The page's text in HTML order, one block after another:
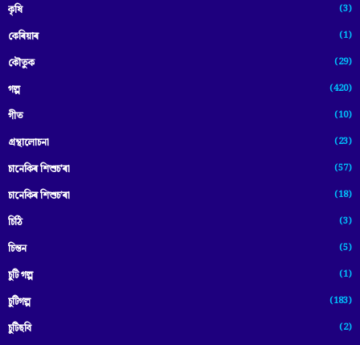
কৃষি (3)
কেৰিয়াৰ (1)
কৌতুক (29)
গল্প (420)
গীত (10)
গ্ৰন্থালোচনা (23)
চানেকিৰ শিশুচ'ৰা (57)
চানেকিৰ শিশুচ’ৰা (18)
চিঠি (3)
চিন্তন (5)
চুটি গল্প (1)
চুটিগল্প (183)
চুটিছবি (2)